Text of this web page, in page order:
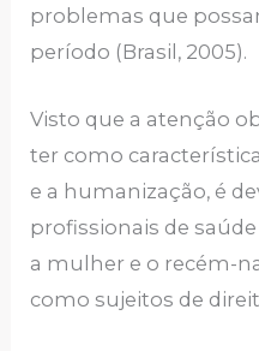
problemas que
período (Brasil, 2005).
Visto que a atenção
ter como
e a humanização, é
profissionais de
a mulher e o recém-
como sujeitos de